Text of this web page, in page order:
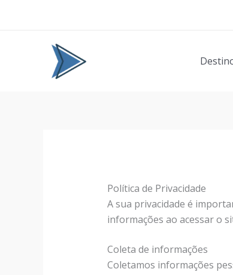
Política de Privacidade
A sua privacidade é
informações ao acessar o
Coleta de informações
Coletamos informações